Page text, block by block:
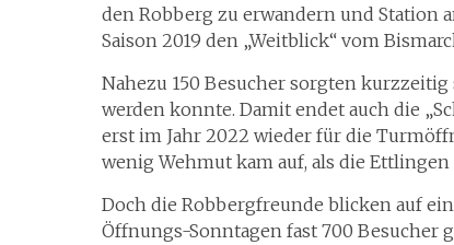
den Robberg zu erwandern und Station
Saison 2019 den „Weitblick“ vom
Nahezu 150 Besucher sorgten
werden konnte. Damit endet auch die
erst im Jahr 2022 wieder für die
wenig Wehmut kam auf, als die
Doch die Robbergfreunde blicken auf
Öffnungs-Sonntagen fast 700 Besucher